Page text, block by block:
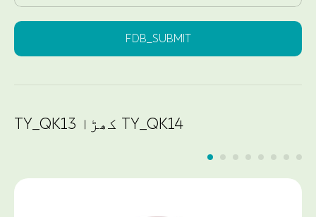
FDB_SUBMIT
TY_QK13 کھڑا TY_QK14